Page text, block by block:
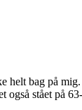
bag på
også stået på